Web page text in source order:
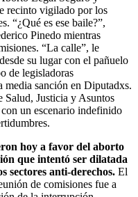
recinto vigilado por los
“¿Qué es ese baile?”,
Pinedo mientras
“La calle”, le
su lugar con el pañuelo
de legisladoras
media sanción en Diputadxs.
Salud, Justicia y Asuntos
un escenario indefinido
hoy a favor del aborto
que intentó ser dilatada
sectores anti-derechos. El
de comisiones fue a